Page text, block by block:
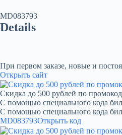
MD083793
Details
При первом заказе, новые и
Открыть сайт
Скидка до 500 рублей по
С помощью специального кода
С помощью специального кода
MD083793Открыть код